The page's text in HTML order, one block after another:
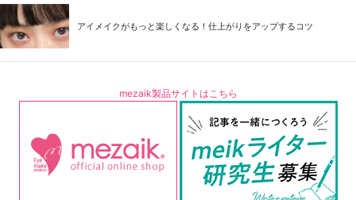
アイメイクがもっと楽しくなる！仕上がりをアップするコツ
mezaik製品サイトはこちら